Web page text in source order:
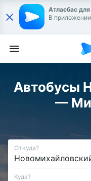
Атласбас
В
Автобусы
—
Откуда?
Куда?